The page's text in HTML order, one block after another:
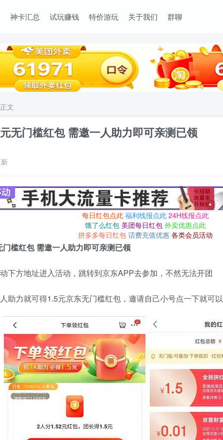
神卡汇总 试玩赚钱 特价游玩 关于我们 群聊
正文
无门槛红包 需邀一人助力即可亲测已领
每日红包点此 福利线报点此 24H线报点此
饿了么红包 美团每日红包 外卖优惠点此
拼多多每日红包 话费充值优惠 各类会员活动
槛红包 需邀一人助力即可亲测已领
下方地址进入活动，跳转到京东APP去参加，不然无法开团
助力就可得1.5元京东无门槛红包，邀请自己小号点一下就可以